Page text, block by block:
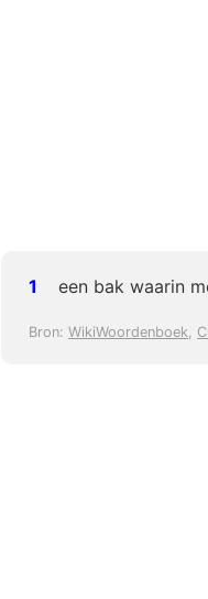
een bak waarin
Bron: WikiWoordenboek,